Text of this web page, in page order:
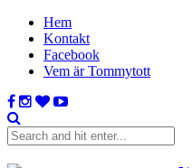
Hem
Kontakt
Facebook
Vem är Tommytott